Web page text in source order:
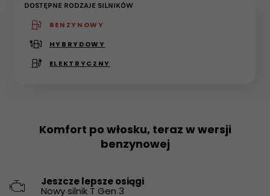
DOSTĘPNE RODZAJE SILNIKÓW
BENZYNOWY
HYBRYDOWY
ELEKTRYCZNY
Komfort po włosku, teraz w wersji
benzynowej
Jeszcze lepsze osiągi​
Nowy silnik T Gen 3